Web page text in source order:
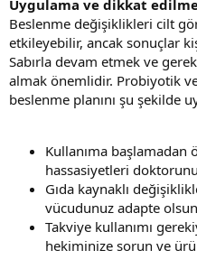
Uygulama ve dikkat
Beslenme değişiklikleri cilt
etkileyebilir, ancak sonuçlar
Sabırla devam etmek ve
almak önemlidir. Probiyotik
beslenme planını şu şekilde
Kullanıma başlamadan
hassasiyetleri
Gıda kaynaklı
vücudunuz adapte
Takviye kullanımı
hekiminize sorun ve